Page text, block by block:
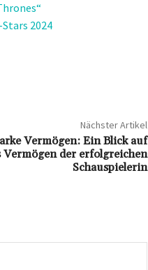
2024
Nächster Artikel
Vermögen: Ein Blick auf
Vermögen der erfolgreichen
Schauspielerin